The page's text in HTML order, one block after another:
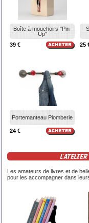
Boîte à mouchoirs "Pin-
Up"
39 €
25
Portemanteau Plomberie
24 €
Les amateurs de livres et de
pour les accompagner dans